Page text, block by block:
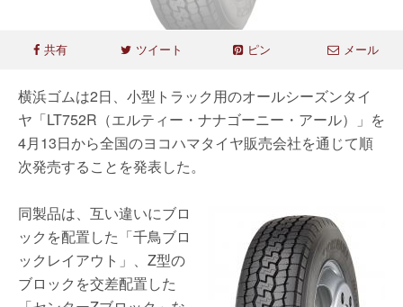
共有 ツイート ピン メール
横浜ゴムは2日、小型トラック用のオールシーズンタイ
ヤ「LT752R（エルティー・ナナゴーニー・アール）」を
4月13日から全国のヨコハマタイヤ販売会社を通じて順
次発売することを発表した。
同製品は、互い違いにブロ
ックを配置した「千鳥ブロ
ックレイアウト」、Z型の
ブロックを交差配置した